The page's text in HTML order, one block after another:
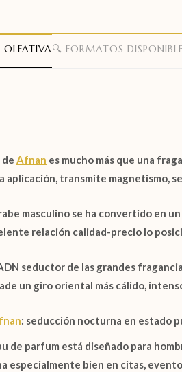
OLFATIVA🔍 FORMATOS
Afnan es mucho más que una
aplicación, transmite magnetismo,
masculino se ha convertido en un
relación calidad-precio lo
seductor de las grandes
un giro oriental más cálido,
: seducción nocturna en estado
de parfum está diseñado para
especialmente bien en citas,